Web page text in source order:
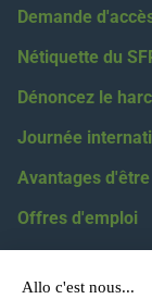
Demande
Nétiquette du
Dénoncez le
Journée
Avantages
Offres d'emploi
Coordonnées